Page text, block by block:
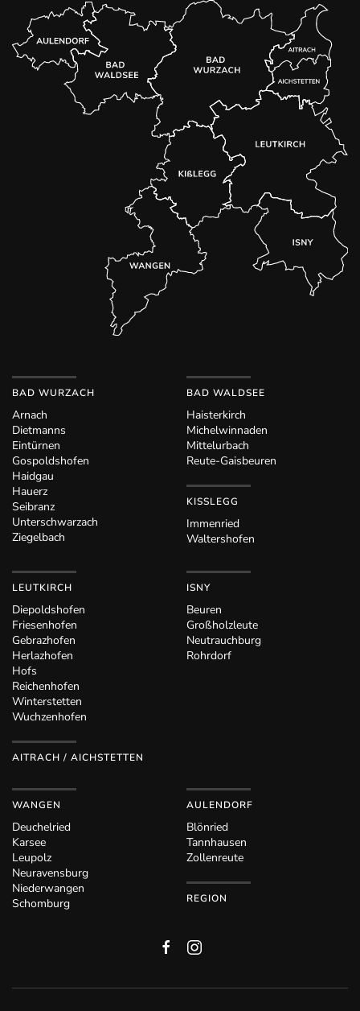
BAD WURZACH
Arnach
Dietmanns
Eintürnen
Gospoldshofen
Haidgau
Hauerz
Seibranz
Unterschwarzach
Ziegelbach
BAD WALDSEE
Haisterkirch
Michelwinnaden
Mittelurbach
Reute-Gaisbeuren
KISSLEGG
Immenried
Waltershofen
LEUTKIRCH
Diepoldshofen
Friesenhofen
Gebrazhofen
Herlazhofen
Hofs
Reichenhofen
Winterstetten
Wuchzenhofen
AITRACH / AICHSTETTEN
ISNY
Beuren
Großholzleute
Neutrauchburg
Rohrdorf
WANGEN
Deuchelried
Karsee
Leupolz
Neuravensburg
Niederwangen
Schomburg
AULENDORF
Blönried
Tannhausen
Zollenreute
REGION